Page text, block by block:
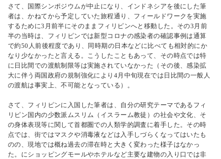
さて、国際シンポジウムが中止になり、インドネシアを後にした筆
者は、かねてから予定していた旅程通り、フィールドワークを実施
するために3月前半にそのままフィリピンへと移動した。その3月前
半の当時は、フィリピンでは新型コロナの感染者の確認事例は通算
で約50人前後程度であり、同時期の日本などに比べても相対的にか
なり少なかったと言える。こうしたこともあって、その時点では特
に日比間での渡航制限等は実施されていなかった（その後、感染拡
大に伴う両国政府の規制強化により4月中旬現在では日比間の一般人
の渡航は事実上、不可能となっている）。
さて、フィリピンに入国した筆者は、自分の研究テーマであるフィ
リピン国内の少数派ムスリム（イスラーム教徒）の社会や文化、そ
の身体表現等に関して首都圏での人類学的調査に着手した。その時
点では、街ではマスクや消毒液などは入手しづらくなってはいたも
のの、現地では概ね過去の滞在時と大きく変わった様子はなかっ
た。にショッピングモールやホテルなど主要な建物の入り口では非